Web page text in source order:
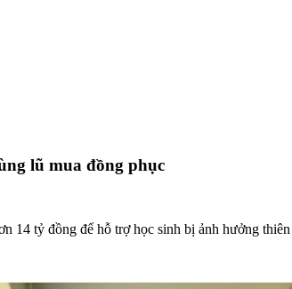
lũ mua đồng phục
tỷ đồng để hỗ trợ học sinh bị ảnh hưởng